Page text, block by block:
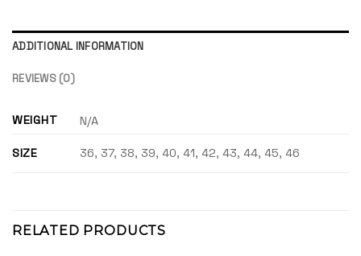
ADDITIONAL INFORMATION
REVIEWS (0)
WEIGHT N/A
SIZE 36, 37, 38, 39, 40, 41, 42, 43, 44, 45, 46
RELATED PRODUCTS